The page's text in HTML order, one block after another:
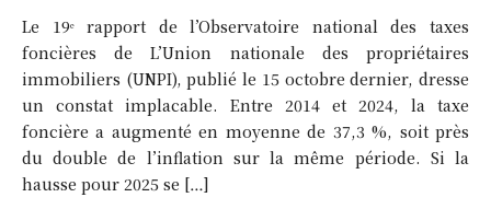
Le 19ᵉ rapport de l’Observatoire national des taxes
foncières de L’Union nationale des propriétaires
immobiliers (UNPI), publié le 15 octobre dernier, dresse
un constat implacable. Entre 2014 et 2024, la taxe
foncière a augmenté en moyenne de 37,3 %, soit près
du double de l’inflation sur la même période. Si la
hausse pour 2025 se […]